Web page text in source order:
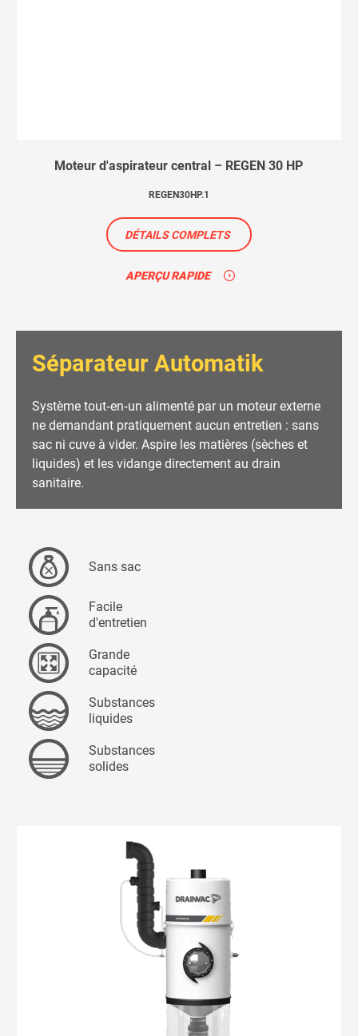
Moteur d'aspirateur central – REGEN 30 HP
REGEN30HP.1
DÉTAILS COMPLETS
APERÇU RAPIDE
Séparateur Automatik
Système tout‐en‐un alimenté par un moteur externe
ne demandant pratiquement aucun entretien : sans
sac ni cuve à vider. Aspire les matières (sèches et
liquides) et les vidange directement au drain
sanitaire.
Sans sac
Facile
d'entretien
Grande
capacité
Substances
liquides
Substances
solides